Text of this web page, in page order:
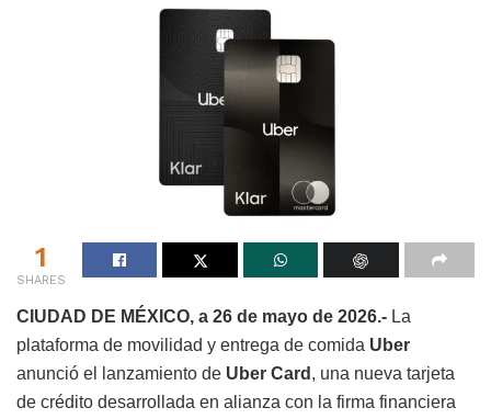
1
SHARES
CIUDAD DE MÉXICO, a 26 de mayo de 2026.- La
plataforma de movilidad y entrega de comida Uber
anunció el lanzamiento de Uber Card , una nueva tarjeta
de crédito desarrollada en alianza con la firma financiera